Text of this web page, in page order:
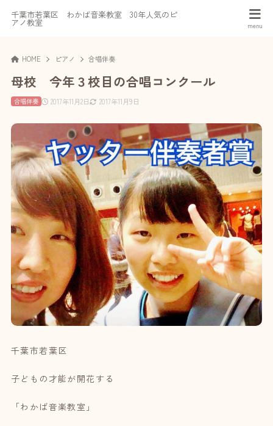
千葉市若葉区 わかば音楽教室 30年人気のピ
アノ教室
HOME ピアノ 合唱伴奏
母校 今年３校目の合唱コンクール
2017年11月2日 2017年11月9日
合唱伴奏
千葉市若葉区
子どもの才能が開花する
「わかば音楽教室」